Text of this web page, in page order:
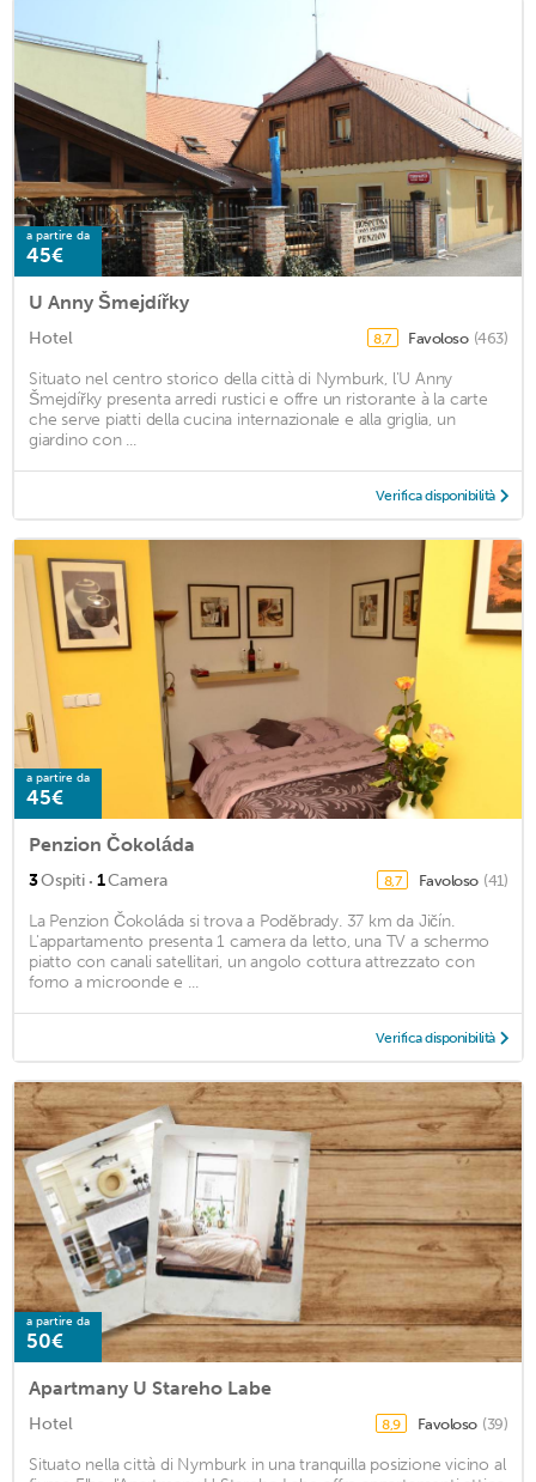
a partire da
45€
U Anny Šmejdířky
Hotel 8,7 Favoloso (463)
Situato nel centro storico della città di Nymburk, l'U Anny
Šmejdířky presenta arredi rustici e offre un ristorante à la carte
che serve piatti della cucina internazionale e alla griglia, un
giardino con ...
Verifica disponibilità
a partire da
45€
Penzion Čokoláda
3Ospiti · 1Camera 8,7 Favoloso (41)
La Penzion Čokoláda si trova a Poděbrady. 37 km da Jičín.
L'appartamento presenta 1 camera da letto, una TV a schermo
piatto con canali satellitari, un angolo cottura attrezzato con
forno a microonde e ...
Verifica disponibilità
a partire da
50€
Apartmany U Stareho Labe
Hotel 8,9 Favoloso (39)
Situato nella città di Nymburk in una tranquilla posizione vicino al